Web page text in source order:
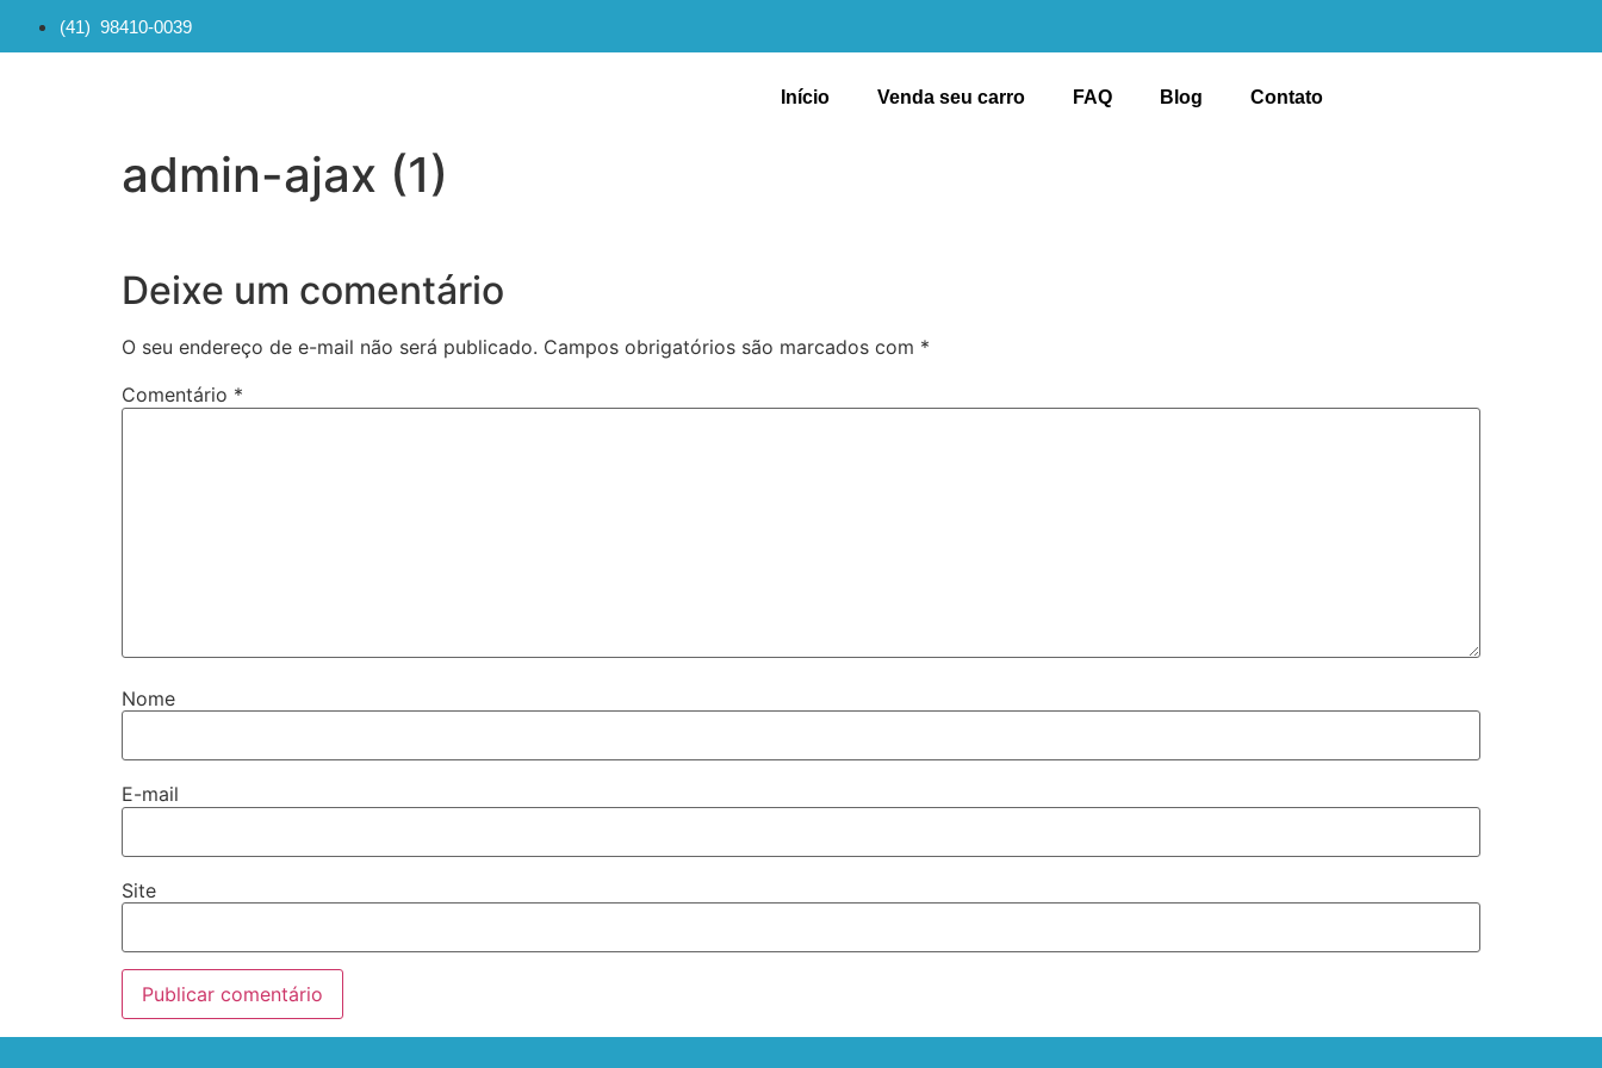
(41) 98410-0039
Início Venda seu carro FAQ Blog Contato
admin-ajax (1)
Deixe um comentário
O seu endereço de e-mail não será publicado. Campos obrigatórios são marcados com *
Comentário *
Nome
E-mail
Site